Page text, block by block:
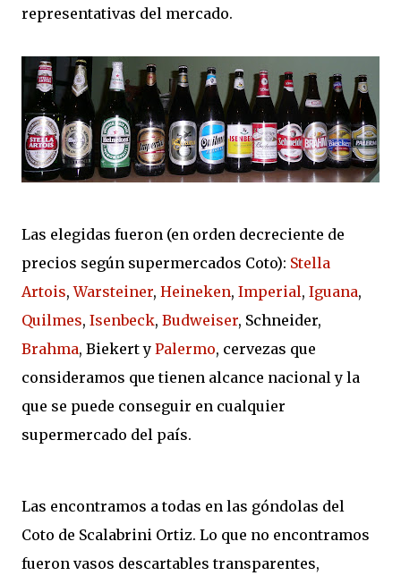
representativas del mercado.
Las elegidas fueron (en orden decreciente de
precios según supermercados Coto): Stella
Artois,Warsteiner, Heineken, Imperial, Iguana,
Quilmes, Isenbeck, Budweiser, Schneider,
Brahma, Biekert y Palermo, cervezas que
consideramos que tienen alcance nacional y la
que se puede conseguir en cualquier
supermercado del país.
Las encontramos a todas en las góndolas del
Coto de Scalabrini Ortiz. Lo que no encontramos
fueron vasos descartables transparentes,